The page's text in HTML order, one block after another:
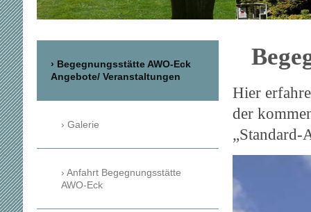
Hier
der
„Standard-
Begegnungsstätte AWO-Eck
Angebote/ Veranstaltungen
Galerie
Anfahrt Begegnungsstätte
AWO-Eck